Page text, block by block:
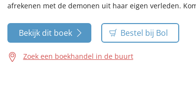
afrekenen met de demonen uit haar eigen verleden.
Bekijk dit boek Bestel bij Bol
Zoek een boekhandel in de buurt